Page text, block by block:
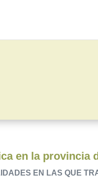
en la provincia
EN LAS QUE